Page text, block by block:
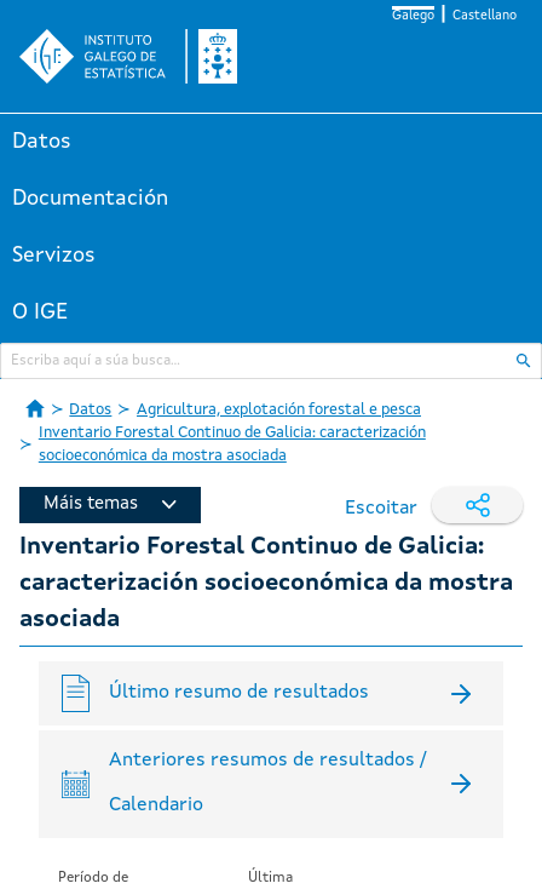
Galego Castellano
Datos
Documentación
Servizos
O IGE
Datos
Agricultura, explotación forestal e pesca
Inventario Forestal Continuo de Galicia: caracterización
socioeconómica da mostra asociada
Máis temas Escoitar
Inventario Forestal Continuo de Galicia:
caracterización socioeconómica da mostra
asociada
Último resumo de resultados
Anteriores resumos de resultados /
Calendario
Período de
Última